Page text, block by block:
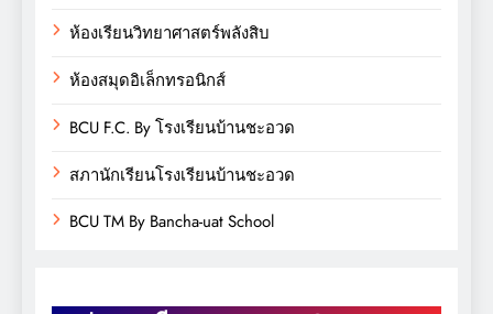
ห้องเรียนวิทยาศาสตร์พลังสิบ
ห้องสมุดอิเล็กทรอนิกส์
BCU F.C. By โรงเรียนบ้านชะอวด
สภานักเรียนโรงเรียนบ้านชะอวด
BCU TM By Bancha-uat School